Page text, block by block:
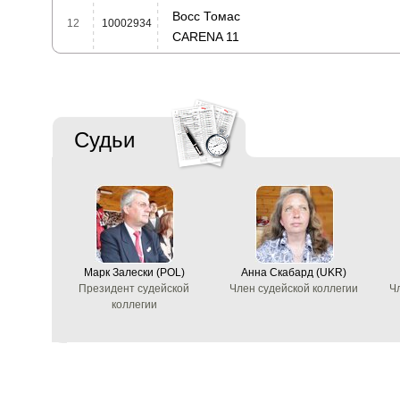
12 10002934
Восс Томас
CARENA 11
Судьи
Марк Залески (POL)
Президент судейской
коллегии
Анна Скабард (UKR)
Член судейской коллегии